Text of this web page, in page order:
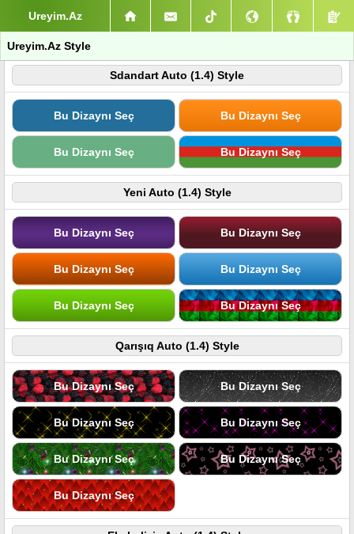
Ureyim.Az
Ureyim.Az Style
Sdandart Auto (1.4) Style
Bu Dizaynı Seç Bu Dizaynı Seç
Bu Dizaynı Seç Bu Dizaynı Seç
Yeni Auto (1.4) Style
Bu Dizaynı Seç Bu Dizaynı Seç
Bu Dizaynı Seç Bu Dizaynı Seç
Bu Dizaynı Seç Bu Dizaynı Seç
Qarışıq Auto (1.4) Style
Bu Dizaynı Seç Bu Dizaynı Seç
Bu Dizaynı Seç Bu Dizaynı Seç
Bu Dizaynı Seç Bu Dizaynı Seç
Bu Dizaynı Seç